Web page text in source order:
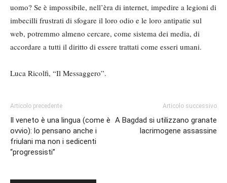
uomo? Se è impossibile, nell’èra di internet, impedire a legioni di
imbecilli frustrati di sfogare il loro odio e le loro antipatie sul
web, potremmo almeno cercare, come sistema dei media, di
accordare a tutti il diritto di essere trattati come esseri umani.
Luca Ricolfi, “Il Messaggero”.
Articolo precedente
Il veneto è una lingua (come è
ovvio): lo pensano anche i
friulani ma non i sedicenti
“progressisti”
Articolo successivo
A Bagdad si utilizzano granate
lacrimogene assassine